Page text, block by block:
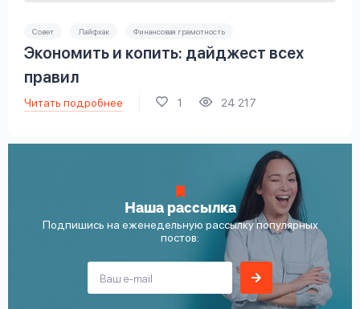
Совет Лайфхак Финансовая грамотность
Экономить и копить: дайджест всех
правил
Читать подробнее 1 24 217
Наша рассылка
Подпишись на еженедельную рассылку популярных
постов: